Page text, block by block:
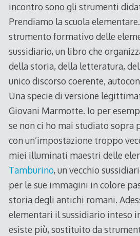
incontro sono gli strumenti
Prendiamo la scuola
strumento formativo delle
sussidiario, un libro che
della storia, della letteratura,
unico discorso coerente,
Una specie di versione
Giovani Marmotte. Io per
se non ci ho mai studiato sopra
con un’impostazione troppo
miei illuminati maestri delle
Tamburino, un vecchio
per le sue immagini in colore
storia degli antichi romani.
elementari il sussidiario inteso
esiste più, sostituito da